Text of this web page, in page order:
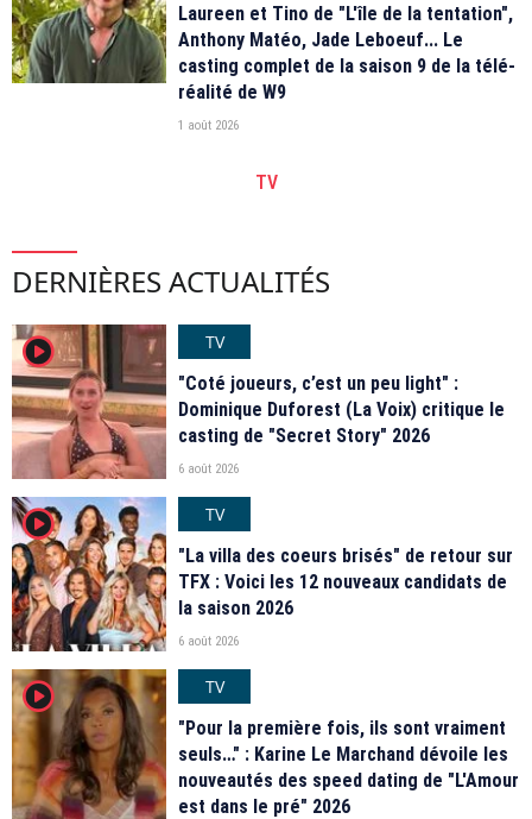
Laureen et Tino de "L'île de la tentation",
Anthony Matéo, Jade Leboeuf... Le
casting complet de la saison 9 de la télé-
réalité de W9
1 août 2026
TV
DERNIÈRES ACTUALITÉS
player2
TV
"Coté joueurs, c’est un peu light" :
Dominique Duforest (La Voix) critique le
casting de "Secret Story" 2026
6 août 2026
player2
TV
"La villa des coeurs brisés" de retour sur
TFX : Voici les 12 nouveaux candidats de
la saison 2026
6 août 2026
player2
TV
"Pour la première fois, ils sont vraiment
seuls…" : Karine Le Marchand dévoile les
nouveautés des speed dating de "L'Amour
est dans le pré" 2026